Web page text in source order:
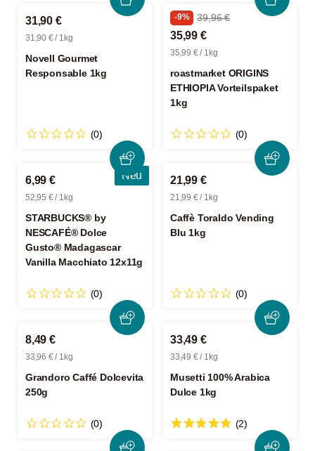
31,90 €
31,90 € / 1kg
Novell Gourmet
Responsable 1kg
(0)
-9% 39,96 €
35,99 €
35,99 € / 1kg
roastmarket ORIGINS
ETHIOPIA Vorteilspaket
1kg
(0)
Neu
6,99 €
52,95 € / 1kg
STARBUCKS® by
NESCAFÉ® Dolce
Gusto® Madagascar
Vanilla Macchiato 12x11g
(0)
21,99 €
21,99 € / 1kg
Caffè Toraldo Vending
Blu 1kg
(0)
8,49 €
33,96 € / 1kg
Grandoro Caffé Dolcevita
250g
(0)
33,49 €
33,49 € / 1kg
Musetti 100% Arabica
Dulce 1kg
(2)